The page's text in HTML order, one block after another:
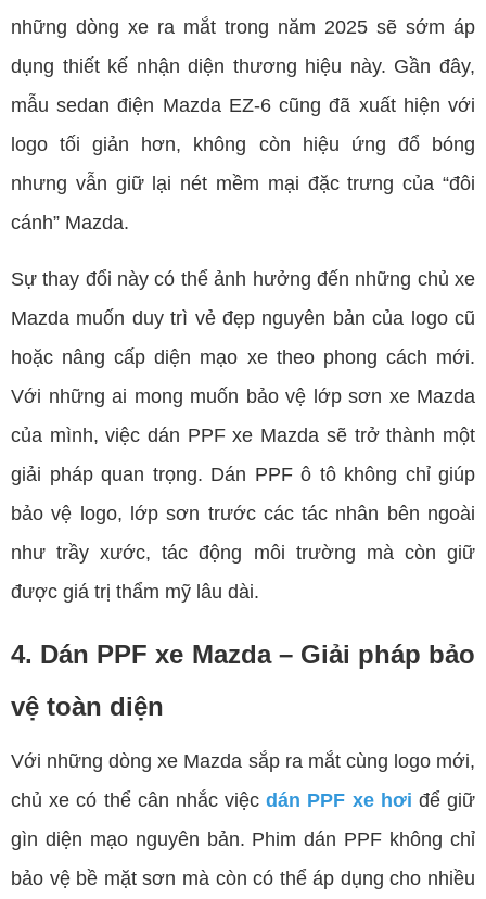
những dòng xe ra mắt trong năm 2025 sẽ sớm áp
dụng thiết kế nhận diện thương hiệu này. Gần đây,
mẫu sedan điện Mazda EZ-6 cũng đã xuất hiện với
logo tối giản hơn, không còn hiệu ứng đổ bóng
nhưng vẫn giữ lại nét mềm mại đặc trưng của “đôi
cánh” Mazda.
Sự thay đổi này có thể ảnh hưởng đến những chủ xe
Mazda muốn duy trì vẻ đẹp nguyên bản của logo cũ
hoặc nâng cấp diện mạo xe theo phong cách mới.
Với những ai mong muốn bảo vệ lớp sơn xe Mazda
của mình, việc dán PPF xe Mazda sẽ trở thành một
giải pháp quan trọng. Dán PPF ô tô không chỉ giúp
bảo vệ logo, lớp sơn trước các tác nhân bên ngoài
như trầy xước, tác động môi trường mà còn giữ
được giá trị thẩm mỹ lâu dài.
4. Dán PPF xe Mazda – Giải pháp bảo
vệ toàn diện
Với những dòng xe Mazda sắp ra mắt cùng logo mới,
chủ xe có thể cân nhắc việcdán PPF xe hơi để giữ
gìn diện mạo nguyên bản. Phim dán PPF không chỉ
bảo vệ bề mặt sơn mà còn có thể áp dụng cho nhiều